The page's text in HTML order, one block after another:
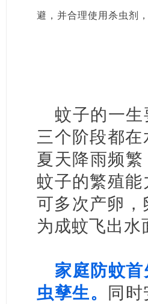
避，并合理使用杀虫剂
蚊子的一
三个阶段都在
夏天降雨频
蚊子的繁殖
可多次产卵
为成蚊飞出水
家庭防蚊
虫孳生。 同时